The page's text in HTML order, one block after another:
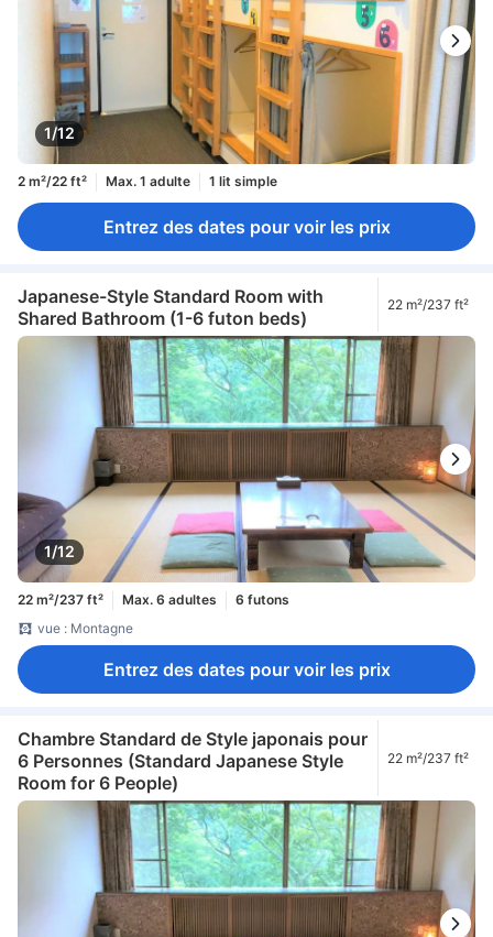
1/12
2 m²/22 ft² Max. 1 adulte 1 lit simple
Entrez des dates pour voir les prix
Japanese-Style Standard Room with
Shared Bathroom (1-6 futon beds)
22 m²/237 ft²
1/12
22 m²/237 ft² Max. 6 adultes
6 futons
vue : Montagne
Entrez des dates pour voir les prix
Chambre Standard de Style japonais pour
6 Personnes (Standard Japanese Style
Room for 6 People)
22 m²/237 ft²